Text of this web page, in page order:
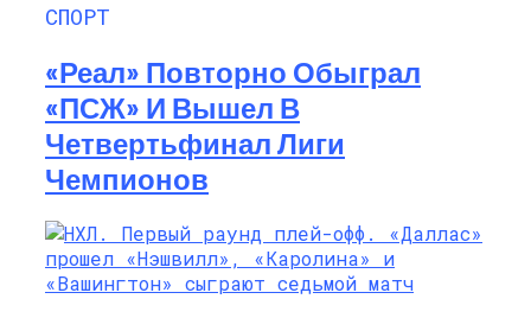
СПОРТ
«Реал» Повторно Обыграл
«ПСЖ» И Вышел В
Четвертьфинал Лиги
Чемпионов